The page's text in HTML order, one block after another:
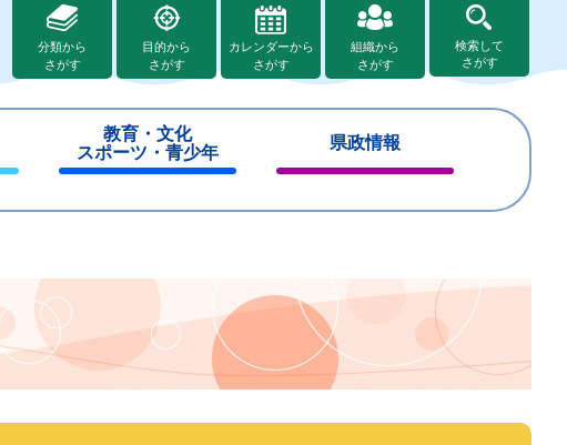
分類から
さがす
目的から
さがす
カレンダーから
さがす
組織から
さがす
検索して
さがす
教育・文化
スポーツ・青少年
じ
県政情報
じ